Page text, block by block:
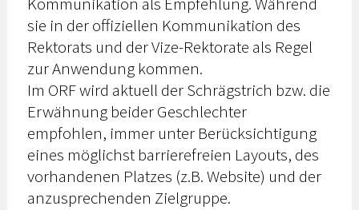
sie in der offiziellen Kommunikation des
Rektorats und der Vize-Rektorate als Regel
zur Anwendung kommen.
Im ORF wird aktuell der Schrägstrich bzw. die
Erwähnung beider Geschlechter
empfohlen, immer unter Berücksichtigung
eines möglichst barrierefreien Layouts, des
vorhandenen Platzes (z.B. Website) und der
anzusprechenden Zielgruppe.